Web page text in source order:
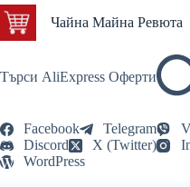
Skip
to
content
Чайна Майна Ревюта
Търси AliExpress Оферти
Facebook Telegram
Discord
X (Twitter)
WordPress